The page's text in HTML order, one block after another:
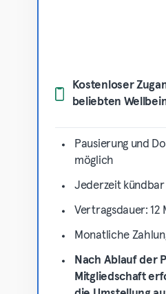
Kostenloser
beliebten
Pausierung und
möglich
Jederzeit kündbar
Vertragsdauer: 12
Monatliche
Nach Ablauf der
Mitgliedschaft